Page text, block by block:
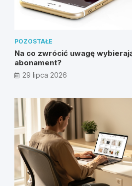
POZOSTAŁE
Na co zwrócić uwagę
abonament?
29 lipca 2026